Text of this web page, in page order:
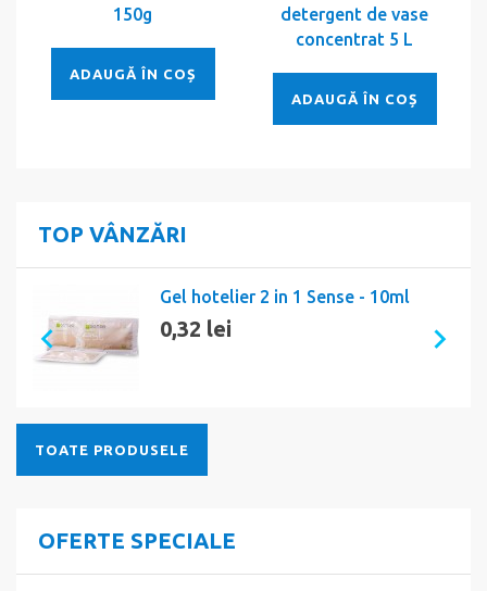
150g
ADAUGĂ ÎN COȘ
detergent de vase
concentrat 5 L
ADAUGĂ ÎN COȘ
TOP VÂNZĂRI
Gel hotelier 2 in 1 Sense - 10ml
0,32 lei
TOATE PRODUSELE
OFERTE SPECIALE